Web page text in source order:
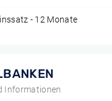
- 12 Monate
Informationen